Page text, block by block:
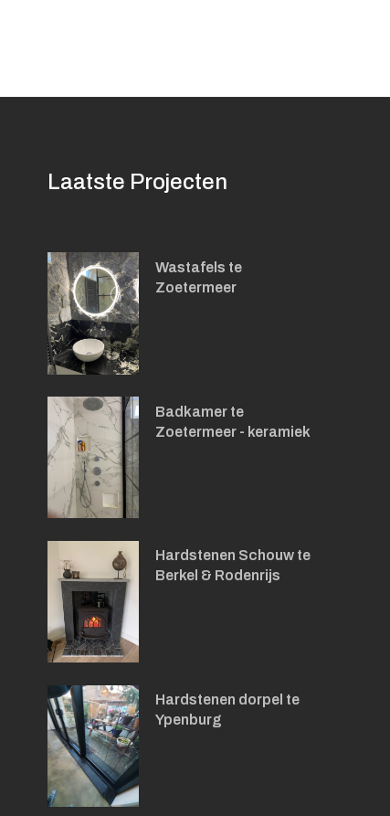
Laatste Projecten
Wastafels te
Zoetermeer
Badkamer te
Zoetermeer - keramiek
Hardstenen Schouw te
Berkel & Rodenrijs
Hardstenen dorpel te
Ypenburg